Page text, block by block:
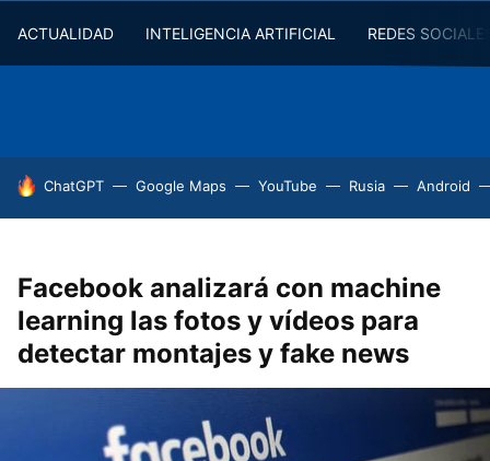
ACTUALIDAD INTELIGENCIA ARTIFICIAL REDES
HOY SE HABLA DE
ChatGPT Google Maps YouTube Rusia Android
Facebook analizará con machine
learning las fotos y vídeos para
detectar montajes y fake news